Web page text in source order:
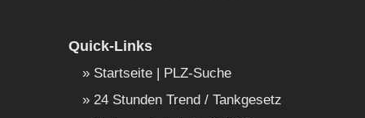
Quick-Links
Startseite | PLZ-Suche
24 Stunden Trend / Tankgesetz